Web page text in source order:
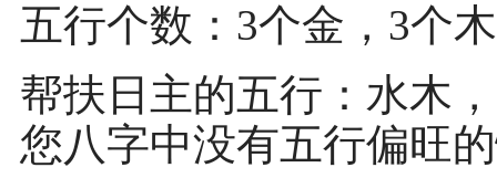
五行个数：3个金，3个
帮扶日主的五行：水木
您八字中没有五行偏旺